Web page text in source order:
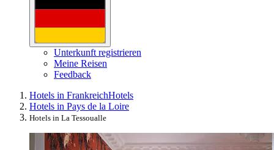
Unterkunft registrieren
Meine Reisen
Feedback
Hotels in FrankreichHotels
Hotels in Pays de la Loire
Hotels in La Tessoualle